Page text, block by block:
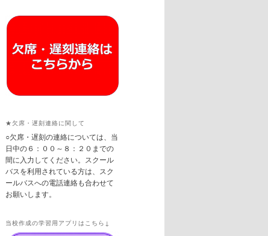
★欠席・遅刻連絡に関して
○欠席・遅刻の連絡については、当
日中の６：００～８：２０までの
間に入力してください。スクール
バスを利用されている方は、スク
ールバスへの電話連絡も合わせて
お願いします。
当校作成の学習用アプリはこちら↓